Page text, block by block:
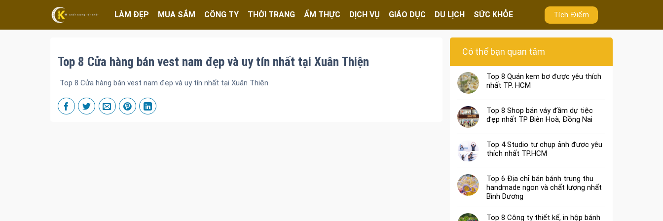
LÀM ĐẸP MUA SẮM CÔNG TY THỜI TRANG ẨM THỰC DỊCH VỤ GIÁO DỤC DU LỊCH SỨC KHỎE Tích Điểm
Top 8 Cửa hàng bán vest nam đẹp và uy tín nhất tại Xuân Thiện
Top 8 Cửa hàng bán vest nam đẹp và uy tín nhất tại Xuân Thiện
Có thể bạn quan tâm
Top 8 Quán kem bơ được yêu thích
nhất TP. HCM
Top 8 Shop bán váy đầm dự tiệc
đẹp nhất TP Biên Hoà, Đồng Nai
Top 4 Studio tự chụp ảnh được yêu
thích nhất TP.HCM
Top 6 Địa chỉ bán bánh trung thu
handmade ngon và chất lượng nhất
Bình Dương
Top 8 Công ty thiết kế, in hộp bánh